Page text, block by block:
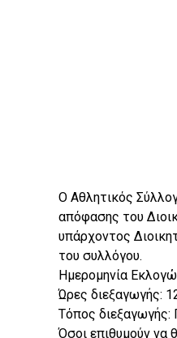
Ο Αθλητικός
απόφασης του
υπάρχοντος
του συλλόγου.
Ημερομηνία
Ώρες διεξαγωγής:
Τόπος διεξαγωγής:
Όσοι επιθυμούν να